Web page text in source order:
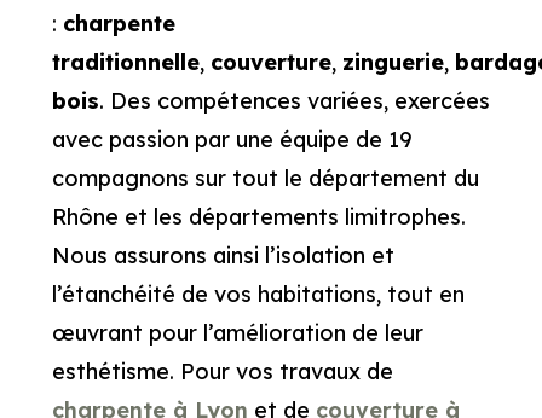
: charpente
traditionnelle, couverture, zinguerie,
bois. Des compétences variées, exercées
avec passion par une équipe de 19
compagnons sur tout le département du
Rhône et les départements limitrophes.
Nous assurons ainsi l’isolation et
l’étanchéité de vos habitations, tout en
œuvrant pour l’amélioration de leur
esthétisme. Pour vos travaux de
charpente à Lyon et de couverture à